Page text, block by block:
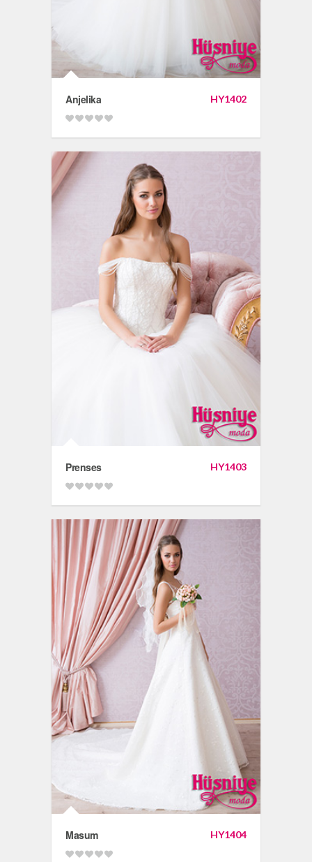
HY1402
Anjelika
HY1403
Prenses
HY1404
Masum